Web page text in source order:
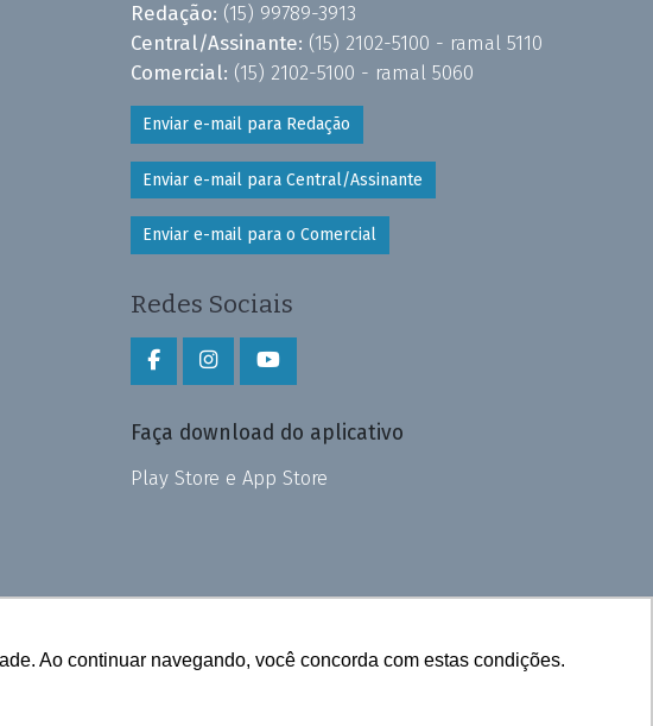
Ao continuar navegando, você concorda com estas condições.
Redação: (15) 99789-3913
Central/Assinante: (15) 2102-5100 - ramal 5110
Comercial: (15) 2102-5100 - ramal 5060
Enviar e-mail para Redação
Enviar e-mail para Central/Assinante
Enviar e-mail para o Comercial
Redes Sociais
Faça download do aplicativo
Play Store e App Store